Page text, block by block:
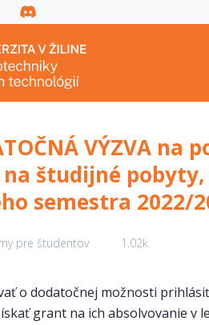
VÝZVA na
študijné
semestra 2022/
pre študentov 1.02k
o dodatočnej možnosti
grant na ich absolvovanie v